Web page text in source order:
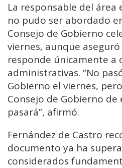
La responsable del
no pudo ser abordado
Consejo de Gobierno
viernes, aunque
responde únicamente a
administrativas. “No
Gobierno el viernes,
Consejo de Gobierno de
pasará”, afirmó.
Fernández de Castro
documento ya ha
considerados